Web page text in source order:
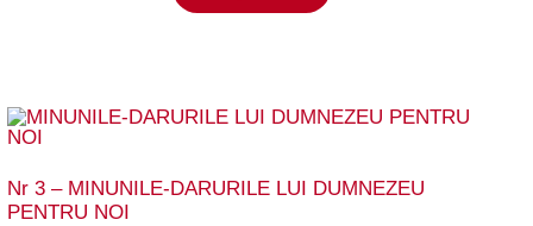
Nr 3 – MINUNILE-DARURILE LUI DUMNEZEU
PENTRU NOI